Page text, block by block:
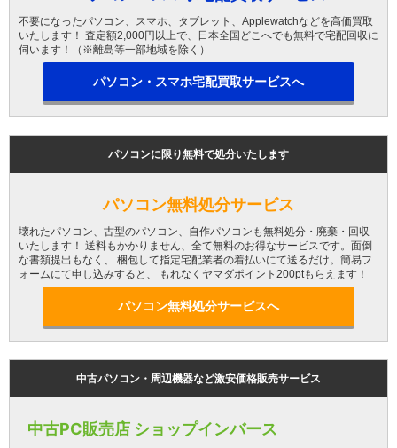
不要になったパソコン、スマホ、タブレット、Applewatchなどを高価買取
いたします！ 査定額2,000円以上で、日本全国どこへでも無料で宅配回収に
伺います！（※離島等一部地域を除く）
パソコン・スマホ宅配買取サービスへ
パソコンに限り無料で処分いたします
パソコン無料処分サービス
壊れたパソコン、古型のパソコン、自作パソコンも無料処分・廃棄・回収
いたします！ 送料もかかりません、全て無料のお得なサービスです。面倒
な書類提出もなく、 梱包して指定宅配業者の着払いにて送るだけ。簡易フ
ォームにて申し込みすると、 もれなくヤマダポイント200ptもらえます！
パソコン無料処分サービスへ
中古パソコン・周辺機器など激安価格販売サービス
中古PC販売店 ショップインバース